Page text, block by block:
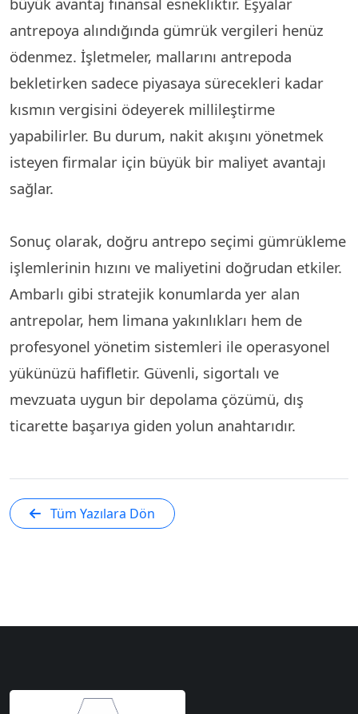
antrepoya alındığında gümrük vergileri henüz
ödenmez. İşletmeler, mallarını antrepoda
bekletirken sadece piyasaya sürecekleri kadar
kısmın vergisini ödeyerek millileştirme
yapabilirler. Bu durum, nakit akışını yönetmek
isteyen firmalar için büyük bir maliyet avantajı
sağlar.
Sonuç olarak, doğru antrepo seçimi gümrükleme
işlemlerinin hızını ve maliyetini doğrudan etkiler.
Ambarlı gibi stratejik konumlarda yer alan
antrepolar, hem limana yakınlıkları hem de
profesyonel yönetim sistemleri ile operasyonel
yükünüzü hafifletir. Güvenli, sigortalı ve
mevzuata uygun bir depolama çözümü, dış
ticarette başarıya giden yolun anahtarıdır.
Tüm Yazılara Dön